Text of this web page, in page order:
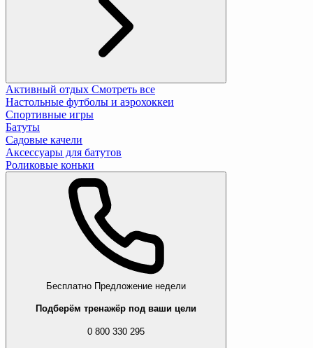
Активный отдых Смотреть все
Настольные футболы и аэрохоккеи
Спортивные игры
Батуты
Садовые качели
Аксессуары для батутов
Роликовые коньки
Бесплатно Предложение недели
Подберём тренажёр под ваши цели
0 800 330 295